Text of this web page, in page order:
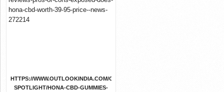
HTTPS://WWW.OUTLOOKINDIA.COM/OUTLOOK-
SPOTLIGHT/HONA-CBD-GUMMIES-